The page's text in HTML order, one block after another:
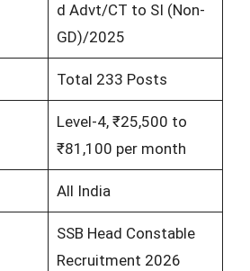
d Advt/CT to SI (Non-
GD)/2025
Total 233 Posts
Level-4, ₹25,500 to
₹81,100 per month
All India
SSB Head Constable
Recruitment 2026